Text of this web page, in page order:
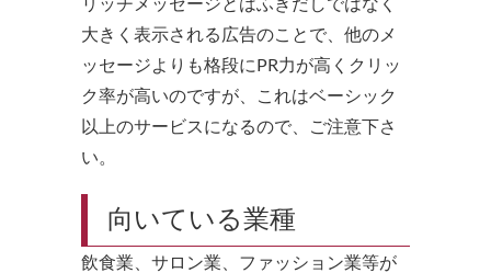
大きく表示される広告のことで、他のメ
ッセージよりも格段にPR力が高くクリッ
ク率が高いのですが、これはベーシック
以上のサービスになるので、ご注意下さ
い。
向いている業種
飲食業、サロン業、ファッション業等が